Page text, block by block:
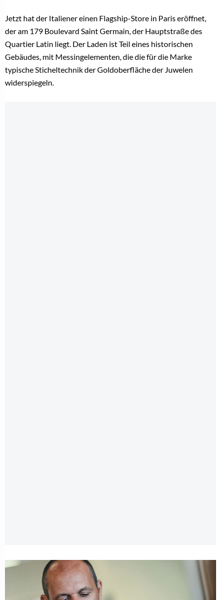
Jetzt hat der Italiener einen Flagship-Store in Paris eröffnet,
der am 179 Boulevard Saint Germain, der Hauptstraße des
Quartier Latin liegt. Der Laden ist Teil eines historischen
Gebäudes, mit Messingelementen, die die für die Marke
typische Sticheltechnik der Goldoberfläche der Juwelen
widerspiegeln.